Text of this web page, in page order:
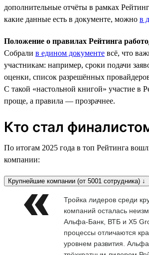
дополнительные отчёты в рамках
какие данные есть в документе, можно в
Положение о правилах Рейтинга
Собрали в едином документе всё, что
участникам: например, сроки подачи
оценки, список разрешённых
С такой «настольной книгой» участие в
проще, а правила — прозрачнее.
Кто стал
По итогам 2025 года в топ Рейтинга
компании:
Крупнейшие компании (от 5001 сотрудника) ↓
Тройка лидеров среди
компаний осталась
Альфа-Банк, ВТБ и X5
процессы отличаются
уровнем развития.